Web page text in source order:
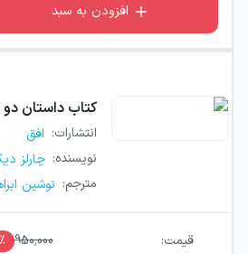
افزودن به سبد
کتاب داستان
انتشارات: افق
نویسنده: چارلز
مترجم: نوشین
قیمت: 950,000 ٪